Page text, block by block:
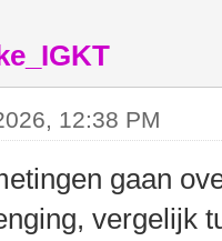
12:38 PM
gaan
vergelijk